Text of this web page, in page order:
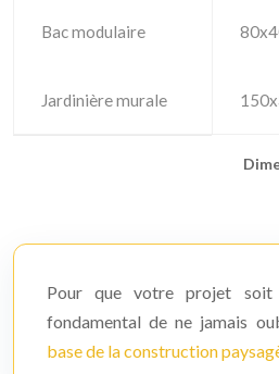
Bac modulaire
Jardinière murale
Pour que votre projet
fondamental de ne jamais
base de la construction